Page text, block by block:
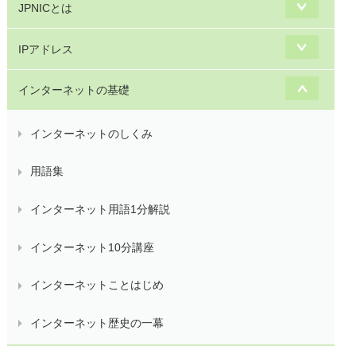
JPNICとは
IPアドレス
インターネットの基礎
インターネットのしくみ
用語集
インターネット用語1分解説
インターネット10分講座
インターネットことはじめ
インターネット歴史の一幕